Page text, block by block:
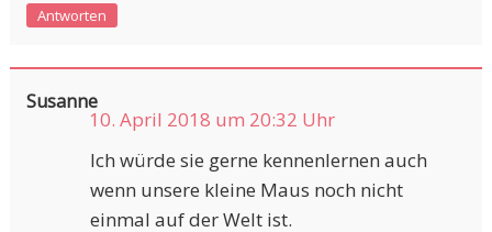
Antworten
Susanne
10. April 2018 um 20:32 Uhr
Ich würde sie gerne kennenlernen auch
wenn unsere kleine Maus noch nicht
einmal auf der Welt ist.